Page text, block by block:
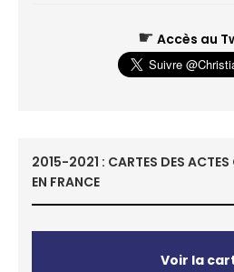
☛ Accès au
2015-2021 : CARTES DES
EN FRANCE
Voir la